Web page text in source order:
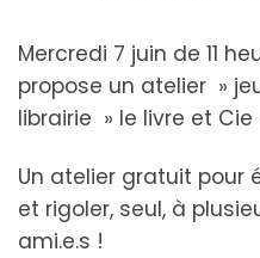
Mercredi 7 juin de 11
propose un atelier »
librairie » le livre et
Un atelier gratuit pour
et rigoler, seul, à
ami.e.s !